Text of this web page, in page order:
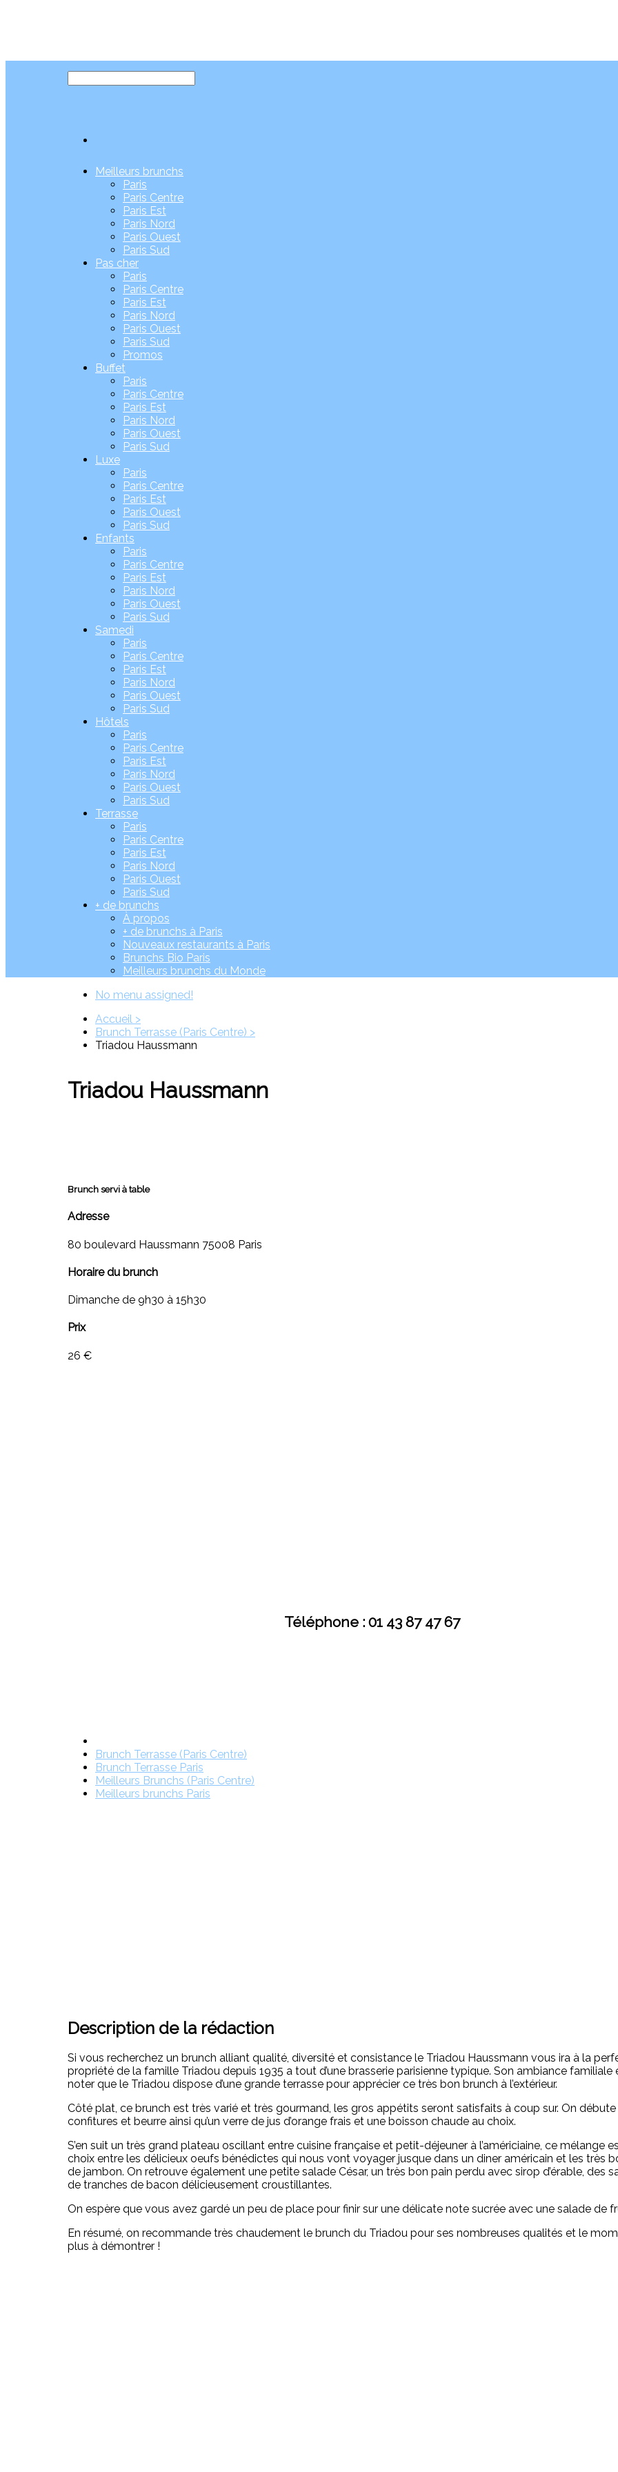
Meilleurs brunchs
Paris
Paris Centre
Paris Est
Paris Nord
Paris Ouest
Paris Sud
Pas cher
Paris
Paris Centre
Paris Est
Paris Nord
Paris Ouest
Paris Sud
Promos
Buffet
Paris
Paris Centre
Paris Est
Paris Nord
Paris Ouest
Paris Sud
Luxe
Paris
Paris Centre
Paris Est
Paris Ouest
Paris Sud
Enfants
Paris
Paris Centre
Paris Est
Paris Nord
Paris Ouest
Paris Sud
Samedi
Paris
Paris Centre
Paris Est
Paris Nord
Paris Ouest
Paris Sud
Hôtels
Paris
Paris Centre
Paris Est
Paris Nord
Paris Ouest
Paris Sud
Terrasse
Paris
Paris Centre
Paris Est
Paris Nord
Paris Ouest
Paris Sud
+ de brunchs
À propos
+ de brunchs à Paris
Nouveaux restaurants à Paris
Brunchs Bio Paris
Meilleurs brunchs du Monde
No menu assigned!
Accueil >
Brunch Terrasse (Paris Centre) >
Triadou Haussmann
Triadou Haussmann
Brunch servi à table
Adresse
80 boulevard Haussmann 75008 Paris
Horaire du brunch
Dimanche de 9h30 à 15h30
Prix
26 €
Téléphone : 01 43 87 47 67
Brunch Terrasse (Paris Centre)
Brunch Terrasse Paris
Meilleurs Brunchs (Paris Centre)
Meilleurs brunchs Paris
Description de la rédaction
Si vous recherchez un brunch alliant qualité, diversité et consistance le Triadou Haussmann vous ira à la
propriété de la famille Triadou depuis 1935 a tout d’une brasserie parisienne typique. Son ambiance
noter que le Triadou dispose d’une grande terrasse pour apprécier ce très bon brunch à l’extérieur.
Côté plat, ce brunch est très varié et très gourmand, les gros appétits seront satisfaits à coup sur. On
confitures et beurre ainsi qu’un verre de jus d’orange frais et une boisson chaude au choix.
S’en suit un très grand plateau oscillant entre cuisine française et petit-déjeuner à l’américiaine, ce
choix entre les délicieux oeufs bénédictes qui nous vont voyager jusque dans un diner américain et les
de jambon. On retrouve également une petite salade César, un très bon pain perdu avec sirop d’érable,
de tranches de bacon délicieusement croustillantes.
On espère que vous avez gardé un peu de place pour finir sur une délicate note sucrée avec une salade
En résumé, on recommande très chaudement le brunch du Triadou pour ses nombreuses qualités et le
plus à démontrer !